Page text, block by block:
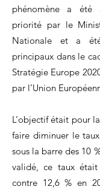
phénomène a été
priorité par le
Nationale et a
principaux dans le
Stratégie Europe
par l’Union
L’objectif était pour
faire diminuer le
sous la barre des 10
validé, ce taux
contre 12,6 % en